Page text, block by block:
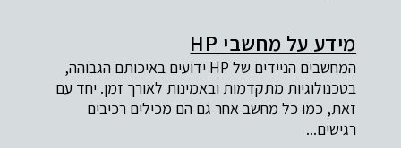
מידע על מחשבי HP
המחשבים הניידים של HP ידועים באיכותם הגבוהה,
בטכנולוגיות מתקדמות ובאמינות לאורך זמן. יחד עם
זאת, כמו כל מחשב אחר גם הם מכילים רכיבים
רגישים...